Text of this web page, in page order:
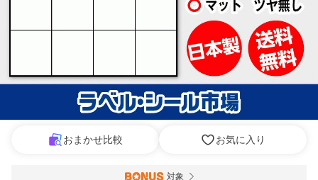
おまかせ比較 お気に入り
対象